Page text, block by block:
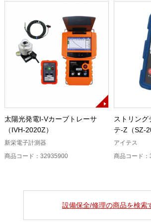
太陽光発電I-Vカーブトレーサ
（IVH-2020Z）
新栄電子計測器
商品コード：32935900
ストリン
テ-Z（SZ-
アイテス
商品コード
設備保全/修理の商品を検索